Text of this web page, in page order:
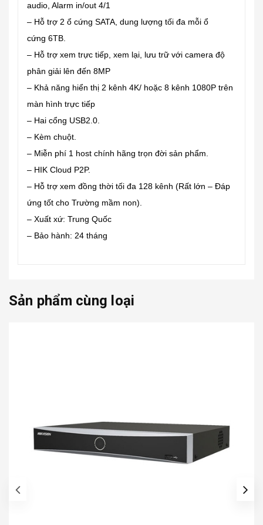
audio, Alarm in/out 4/1
– Hỗ trợ 2 ổ cứng SATA, dung lượng tối đa mỗi ổ
cứng 6TB.
– Hỗ trợ xem trực tiếp, xem lại, lưu trữ với camera độ
phân giải lên đến 8MP
– Khả năng hiển thị 2 kênh 4K/ hoặc 8 kênh 1080P trên
màn hình trực tiếp
– Hai cổng USB2.0.
– Kèm chuột.
– Miễn phí 1 host chính hãng trọn đời sản phẩm.
– HIK Cloud P2P.
– Hỗ trợ xem đồng thời tối đa 128 kênh (Rất lớn – Đáp
ứng tốt cho Trường mầm non).
– Xuất xứ: Trung Quốc
– Bảo hành: 24 tháng
Sản phẩm cùng loại